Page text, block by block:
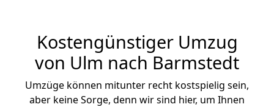
Kostengünstiger Umzug
von Ulm nach Barmstedt
Umzüge können mitunter recht kostspielig sein,
aber keine Sorge, denn wir sind hier, um Ihnen